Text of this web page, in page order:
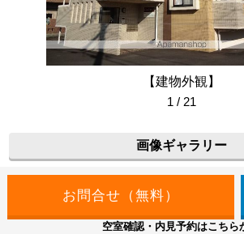
【建物外観】
1 / 21
画像ギャラリー
空室確認・内見予約はこちら